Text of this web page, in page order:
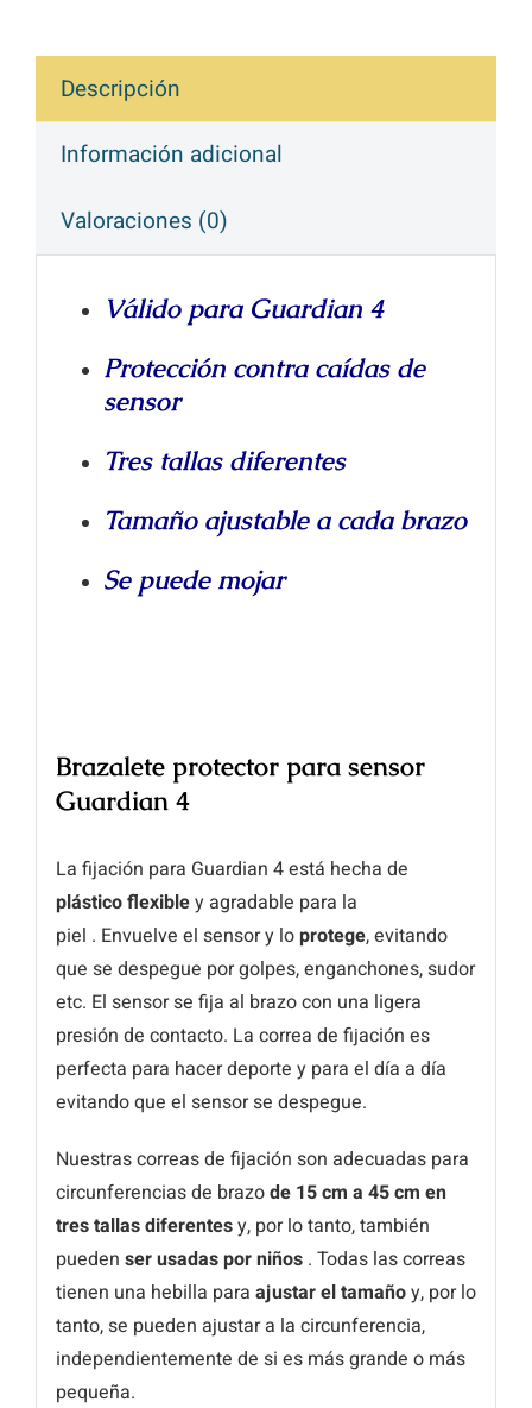
Descripción
Información adicional
Valoraciones (0)
Válido para Guardian 4
Protección contra caídas de
sensor
Tres tallas diferentes
Tamaño ajustable a cada brazo
Se puede mojar
Brazalete protector para sensor
Guardian 4
La fijación para Guardian 4 está hecha de
plástico flexibley agradable para la
piel . Envuelve el sensor y loprotege, evitando
que se despegue por golpes, enganchones, sudor
etc. El sensor se fija al brazo con una ligera
presión de contacto. La correa de fijación es
perfecta para hacer deporte y para el día a día
evitando que el sensor se despegue.
Nuestras correas de fijación son adecuadas para
circunferencias de brazode 15 cm a 45 cm en
tres tallas diferentesy, por lo tanto, también
pueden ser usadas por niños. Todas las correas
tienen una hebilla para ajustar el tamañoy, por lo
tanto, se pueden ajustar a la circunferencia,
independientemente de si es más grande o más
pequeña.